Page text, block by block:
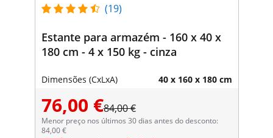
(19)
Estante para armazém - 160 x 40 x
180 cm - 4 x 150 kg - cinza
Dimensões (CxLxA) 40 x 160 x 180 cm
76,00 €84,00 €
Menor preço nos últimos 30 dias antes do desconto:
84,00 €